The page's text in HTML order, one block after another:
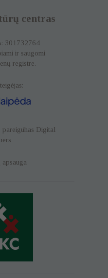
centras
301732764
ir saugomi
registre.
Digital
apsauga